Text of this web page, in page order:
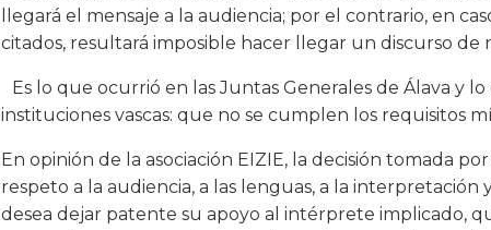
llegará el mensaje a la audiencia; por el contrario, en
citados, resultará imposible hacer llegar un discurso de
Es lo que ocurrió en las Juntas Generales de Álava y
instituciones vascas: que no se cumplen los requisitos
En opinión de la asociación EIZIE, la decisión tomada
respeto a la audiencia, a las lenguas, a la interpretación
desea dejar patente su apoyo al intérprete implicado,